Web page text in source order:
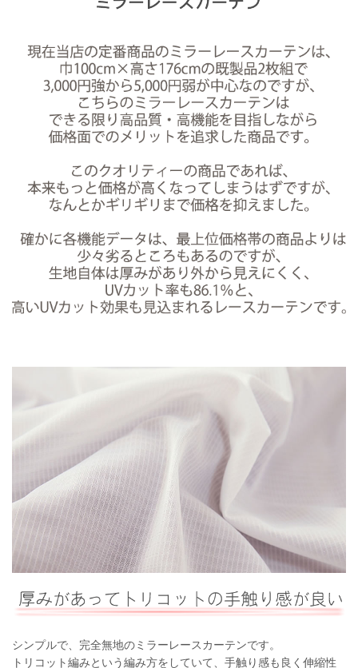
シンプルで、完全無地のミラーレースカーテンです。
トリコット編みという編み方をしていて、手触り感も良く伸縮性